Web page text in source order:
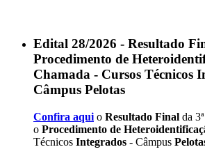
Edital 28/2026 - Resultado
Procedimento de
Chamada - Cursos Técnicos
Câmpus Pelotas
Confira aqui o Resultado Final da
o Procedimento de
Técnicos Integrados - Câmpus